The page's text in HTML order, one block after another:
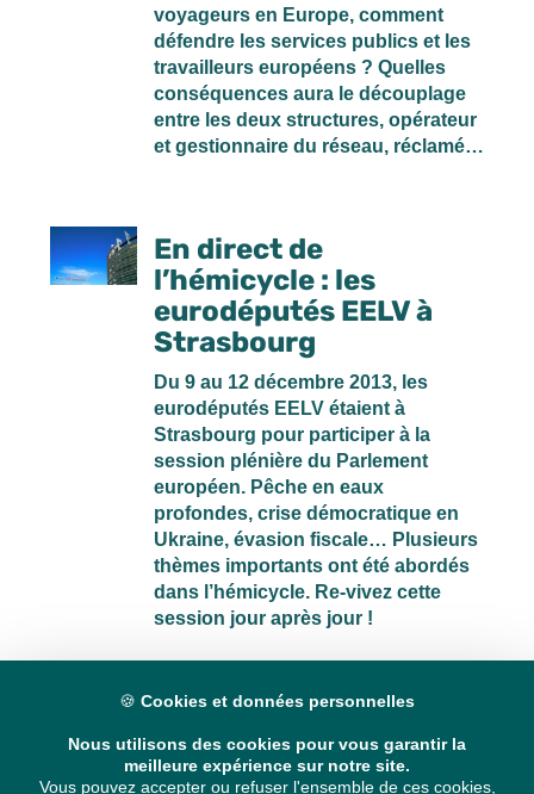
voyageurs en Europe, comment
défendre les services publics et les
travailleurs européens ? Quelles
conséquences aura le découplage
entre les deux structures, opérateur
et gestionnaire du réseau, réclamé…
En direct de
l’hémicycle : les
eurodéputés EELV à
Strasbourg
Du 9 au 12 décembre 2013, les
eurodéputés EELV étaient à
Strasbourg pour participer à la
session plénière du Parlement
européen. Pêche en eaux
profondes, crise démocratique en
Ukraine, évasion fiscale… Plusieurs
thèmes importants ont été abordés
dans l’hémicycle. Re-vivez cette
session jour après jour !
Retour en images sur
la session plénière du
🍪 Cookies et données personnelles
Nous utilisons des cookies pour vous garantir la
meilleure expérience sur notre site.
Vous pouvez accepter ou refuser l'ensemble de ces cookies,